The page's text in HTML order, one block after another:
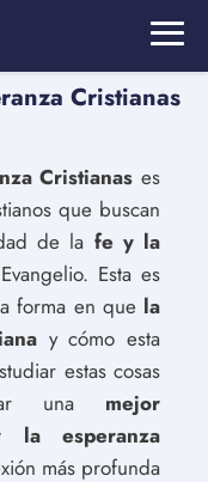
Cristianas
Cristianas es
que buscan
de la fe y la
Esta es
forma en que la
y cómo esta
estas cosas
una mejor
esperanza
más profunda